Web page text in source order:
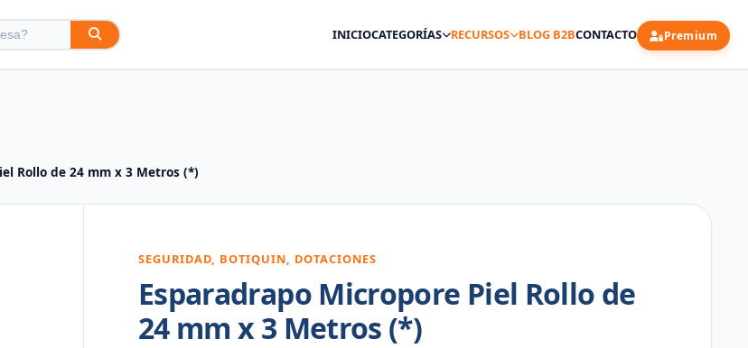
INICIOCATEGORÍAS RECURSOS BLOG B2BCONTACTO Premium
Rollo de 24 mm x 3 Metros (*)
SEGURIDAD, BOTIQUIN, DOTACIONES
Esparadrapo Micropore Piel Rollo de
24 mm x 3 Metros (*)